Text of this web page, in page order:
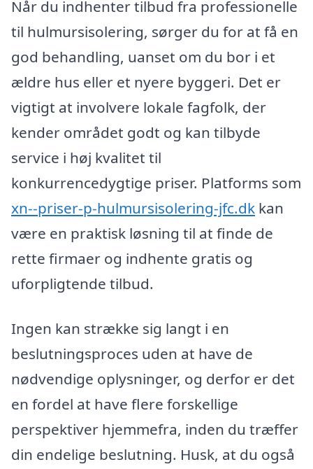
Når du indhenter tilbud fra professionelle
til hulmursisolering, sørger du for at få en
god behandling, uanset om du bor i et
ældre hus eller et nyere byggeri. Det er
vigtigt at involvere lokale fagfolk, der
kender området godt og kan tilbyde
service i høj kvalitet til
konkurrencedygtige priser. Platforms som
xn--priser-p-hulmursisolering-jfc.dk kan
være en praktisk løsning til at finde de
rette firmaer og indhente gratis og
uforpligtende tilbud.
Ingen kan strække sig langt i en
beslutningsproces uden at have de
nødvendige oplysninger, og derfor er det
en fordel at have flere forskellige
perspektiver hjemmefra, inden du træffer
din endelige beslutning. Husk, at du også